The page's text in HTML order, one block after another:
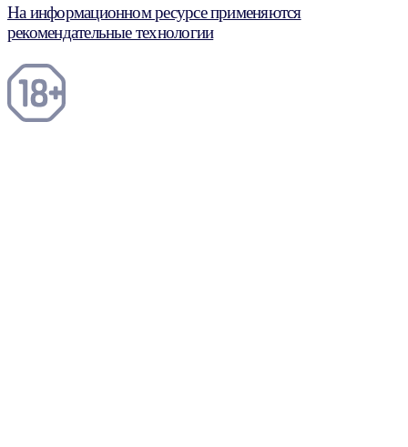
На информационном ресурсе применяются
рекомендательные технологии